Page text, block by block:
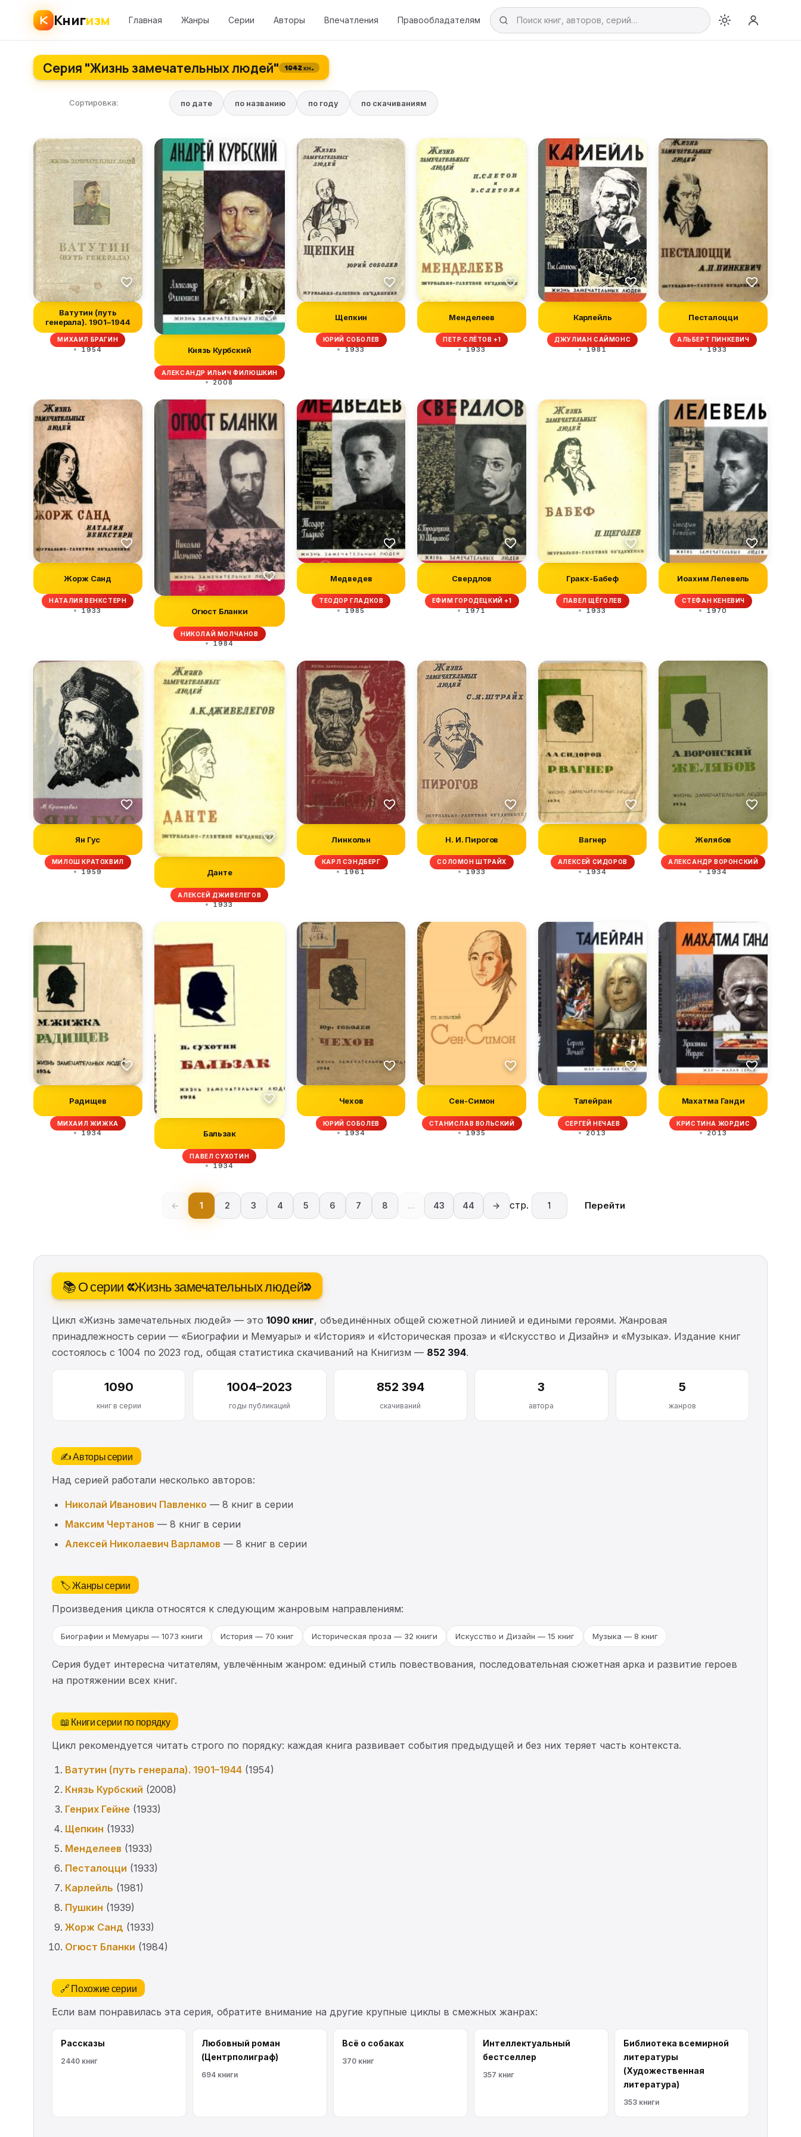
Книгизм Главная Жанры Серии Авторы Впечатления Правообладателям
Серия "Жизнь замечательных людей" 1042 кн.
Сортировка: по дате по названию по году по скачиваниям
Ватутин (путь
генерала). 1901–1944
МИХАИЛ БРАГИН
1954 Князь Курбский
АЛЕКСАНДР ИЛЬИЧ ФИЛЮШКИН
2008
Щепкин
ЮРИЙ СОБОЛЕВ
1933
Менделеев
ПЕТР СЛЁТОВ +1
1933
Карлейль
ДЖУЛИАН САЙМОНС
1981
Песталоцци
АЛЬБЕРТ ПИНКЕВИЧ
1933
Жорж Санд
НАТАЛИЯ ВЕНКСТЕРН
1933 Огюст Бланки
НИКОЛАЙ МОЛЧАНОВ
1984
Медведев
ТЕОДОР ГЛАДКОВ
1985
Свердлов
ЕФИМ ГОРОДЕЦКИЙ +1
1971
Гракх-Бабеф
ПАВЕЛ ЩЁГОЛЕВ
1933
Иоахим Лелевель
СТЕФАН КЕНЕВИЧ
1970
Ян Гус
МИЛОШ КРАТОХВИЛ
1959 Данте
АЛЕКСЕЙ ДЖИВЕЛЕГОВ
1933
Линкольн
КАРЛ СЭНДБЕРГ
1961
Н. И. Пирогов
СОЛОМОН ШТРАЙХ
1933
Вагнер
АЛЕКСЕЙ СИДОРОВ
1934
Желябов
АЛЕКСАНДР ВОРОНСКИЙ
1934
Радищев
МИХАИЛ ЖИЖКА
1934 Бальзак
ПАВЕЛ СУХОТИН
1934
Чехов
ЮРИЙ СОБОЛЕВ
1934
Сен-Симон
СТАНИСЛАВ ВОЛЬСКИЙ
1935
Талейран
СЕРГЕЙ НЕЧАЕВ
2013
Махатма Ганди
КРИСТИНА ЖОРДИС
2013
← 1 2 3 4 5 6 7 8 ... 43 44 → стр. Перейти
📚 О серии «Жизнь замечательных людей»
Цикл «Жизнь замечательных людей» — это 1090 книг, объединённых общей сюжетной линией и едиными героями. Жанровая
принадлежность серии — «Биографии и Мемуары» и «История» и «Историческая проза» и «Искусство и Дизайн» и «Музыка». Издание книг
состоялось с 1004 по 2023 год, общая статистика скачиваний на Книгизм — 852 394.
1090
книг в серии
1004–2023
годы публикаций
852 394
скачиваний
3
автора
5
жанров
✍️ Авторы серии
Над серией работали несколько авторов:
Николай Иванович Павленко — 8 книг в серии
Максим Чертанов — 8 книг в серии
Алексей Николаевич Варламов — 8 книг в серии
🏷️ Жанры серии
Произведения цикла относятся к следующим жанровым направлениям:
Биографии и Мемуары — 1073 книги История — 70 книг Историческая проза — 32 книги Искусство и Дизайн — 15 книг Музыка — 8 книг
Серия будет интересна читателям, увлечённым жанром: единый стиль повествования, последовательная сюжетная арка и развитие героев
на протяжении всех книг.
📖 Книги серии по порядку
Цикл рекомендуется читать строго по порядку: каждая книга развивает события предыдущей и без них теряет часть контекста.
Ватутин (путь генерала). 1901–1944 (1954)
Князь Курбский (2008)
Генрих Гейне (1933)
Щепкин (1933)
Менделеев (1933)
Песталоцци (1933)
Карлейль (1981)
Пушкин (1939)
Жорж Санд (1933)
Огюст Бланки (1984)
🔗 Похожие серии
Если вам понравилась эта серия, обратите внимание на другие крупные циклы в смежных жанрах:
Рассказы
2440 книг
Любовный роман
(Центрполиграф)
694 книги
Всё о собаках
370 книг
Интеллектуальный
бестселлер
357 книг
Библиотека всемирной
литературы
(Художественная
литература)
353 книги